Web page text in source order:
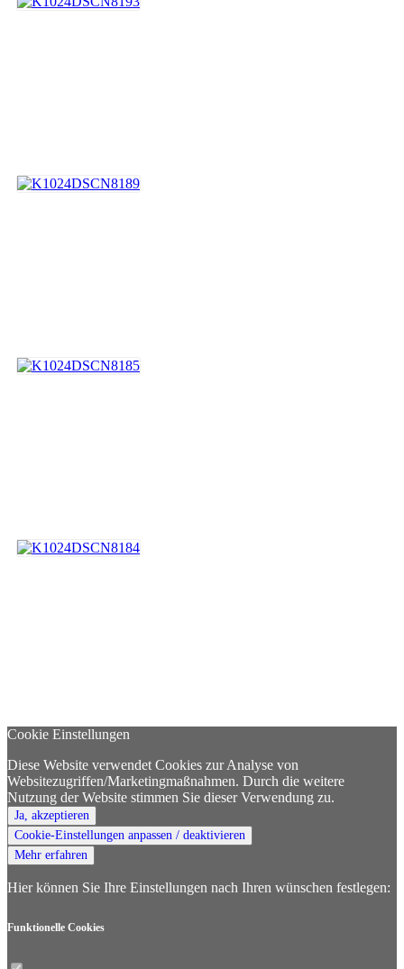
Cookie Einstellungen
Diese Website verwendet Cookies zur Analyse von
Websitezugriffen/Marketingmaßnahmen. Durch die weitere
Nutzung der Website stimmen Sie dieser Verwendung zu.
Ja, akzeptieren
Cookie-Einstellungen anpassen / deaktivieren
Mehr erfahren
Hier können Sie Ihre Einstellungen nach Ihren wünschen festlegen:
Funktionelle Cookies